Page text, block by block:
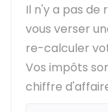
Il n'y a pas de
vous verser
re-calculer
Vos impôts
chiffre